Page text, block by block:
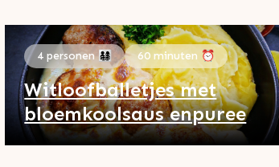
4 personen 👨‍👩‍👧‍👦 60 minuten ⏰
Witloofballetjes met
bloemkoolsaus enpuree